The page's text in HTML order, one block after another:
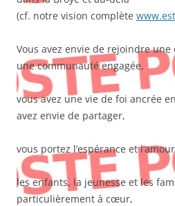
(cf. notre vision complète
Vous avez envie de rejoindre
une communauté engagée,
vous avez une vie de foi ancrée
avez envie de partager,
vous portez l’espérance et
les enfants, la jeunesse et les
particulièrement à cœur,